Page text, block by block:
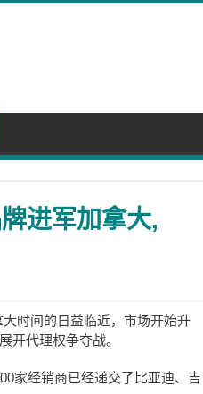
进军加拿大,
时间的日益临近，市场开始升
开代理权争夺战。
家经销商已经递交了比亚迪、吉